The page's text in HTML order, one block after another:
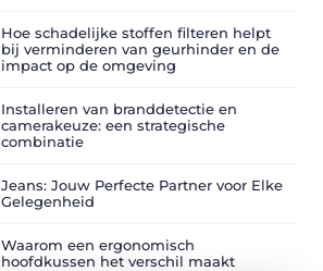
Hoe schadelijke stoffen filteren helpt
bij verminderen van geurhinder en de
impact op de omgeving
Installeren van branddetectie en
camerakeuze: een strategische
combinatie
Jeans: Jouw Perfecte Partner voor Elke
Gelegenheid
Waarom een ergonomisch
hoofdkussen het verschil maakt